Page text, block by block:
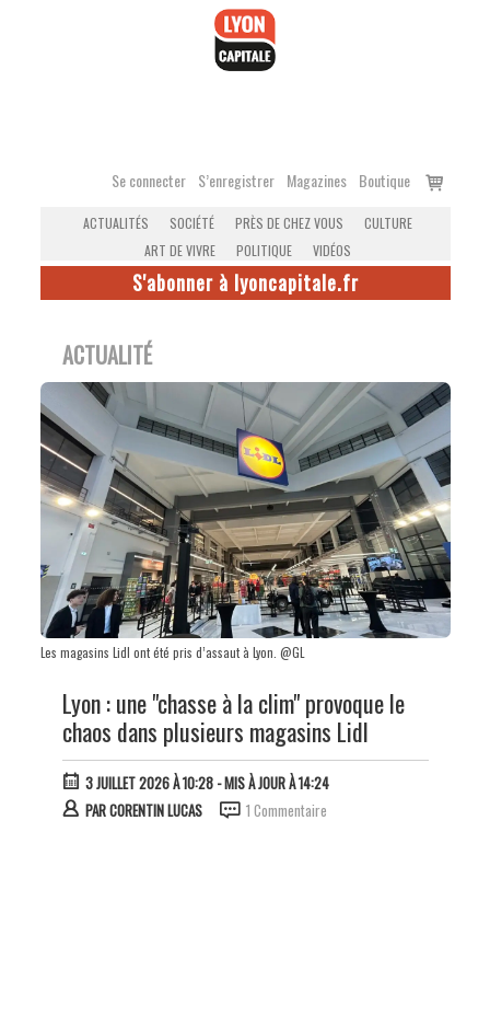
Se connecter S’enregistrer Magazines Boutique
Voir
ACTUALITÉS SOCIÉTÉ PRÈS DE CHEZ VOUS
CULTURE
ART DE VIVRE
POLITIQUE VIDÉOS
S'abonner à lyoncapitale.fr
ACTUALITÉ
Les magasins Lidl ont été pris d’assaut à Lyon. @GL
Lyon : une "chasse à la clim" provoque le
chaos dans plusieurs magasins Lidl
3 JUILLET 2026 À 10:28- MIS À JOUR À 14:24
PARCORENTIN LUCAS 1 Commentaire